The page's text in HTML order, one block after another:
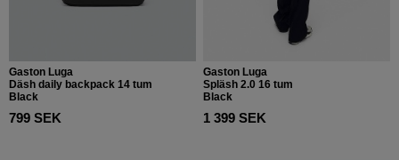
Gaston Luga
Däsh daily backpack 14 tum
Black
799 SEK
Gaston Luga
Spläsh 2.0 16 tum
Black
1 399 SEK